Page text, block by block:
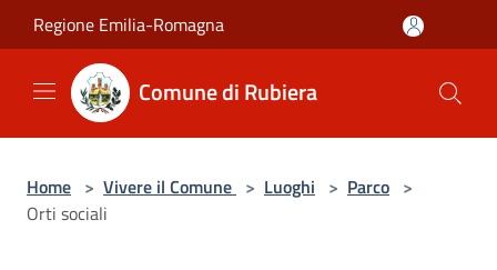
Salta al contenuto principale
Regione Emilia-Romagna
Comune di Rubiera
Home > Vivere il Comune > Luoghi > Parco >
Orti sociali